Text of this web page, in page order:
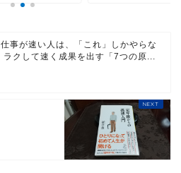
仕事が速い人は、「これ」しかやらな
ラクして速く成果を出す「7つの原...